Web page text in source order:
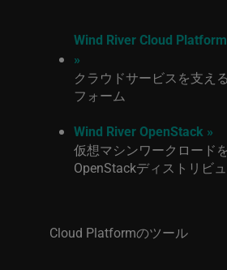
Wind River Cloud
»
クラウドサービスを支え
フォーム
Wind River OpenStack »
仮想マシンワークロード
OpenStackディストリビ
Cloud Platformのツール